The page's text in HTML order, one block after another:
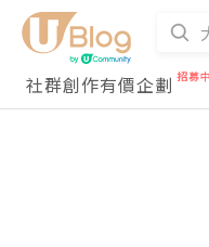
社群創作有價企劃